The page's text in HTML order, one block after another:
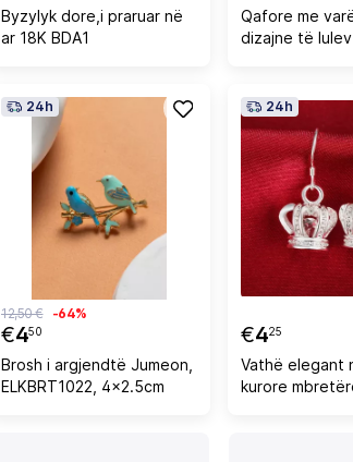
Byzylyk dore,i praruar në
ar 18K BDA1
Qafore me
dizajne të
24h
€450
12,50 € -64%
Brosh i argjendtë Jumeon,
ELKBRT1022, 4x2.5cm
24h
€425
Vathë elegant
kurore